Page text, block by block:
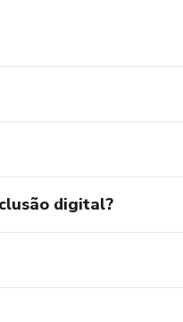
digital?